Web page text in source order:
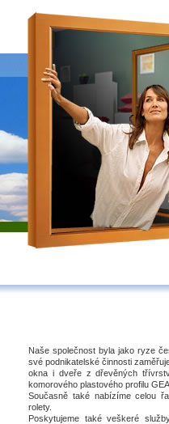
Naše společnost byla jako ryze
své podnikatelské činnosti
okna i dveře z dřevěných
komorového plastového profilu
Současně také nabízíme celou
rolety.
Poskytujeme také veškeré